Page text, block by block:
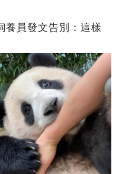
養員發文告別：這樣